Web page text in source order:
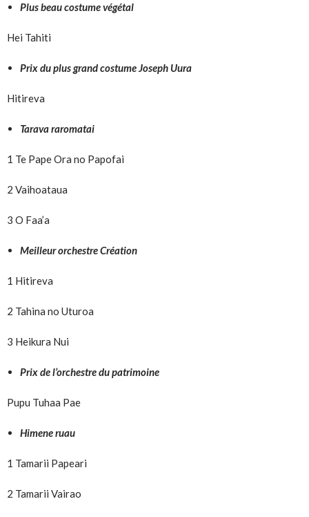
Plus beau costume végétal
Hei Tahiti
Prix du plus grand costume Joseph Uura
Hitireva
Tarava raromatai
1 Te Pape Ora no Papofai
2 Vaihoataua
3 O Faa’a
Meilleur orchestre Création
1 Hitireva
2 Tahina no Uturoa
3 Heikura Nui
Prix de l’orchestre du patrimoine
Pupu Tuhaa Pae
Himene ruau
1 Tamarii Papeari
2 Tamarii Vairao